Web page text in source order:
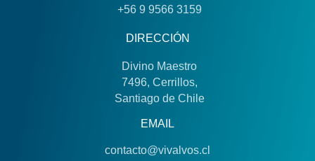
+56 9 9566 3159
DIRECCIÓN
Divino Maestro
7496, Cerrillos,
Santiago de Chile
EMAIL
contacto@vivalvos.cl